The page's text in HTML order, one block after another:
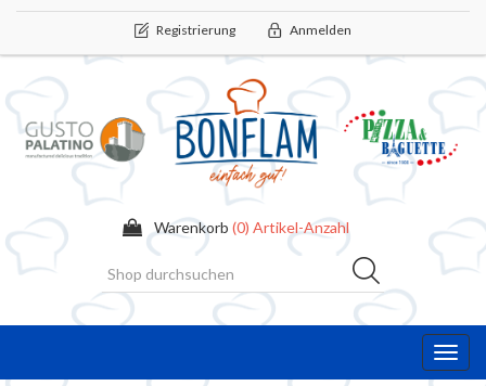
Registrierung Anmelden
Warenkorb (0) Artikel-Anzahl